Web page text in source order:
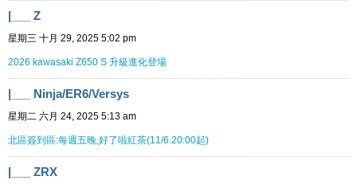
|___ Z
星期三 十月 29, 2025 5:02 pm
2026 kawasaki Z650 S 升級進化登場
|___ Ninja/ER6/Versys
星期二 六月 24, 2025 5:13 am
北區簽到區:每週五晚,好了啦紅茶(11/6.20:00起)
|___ ZRX